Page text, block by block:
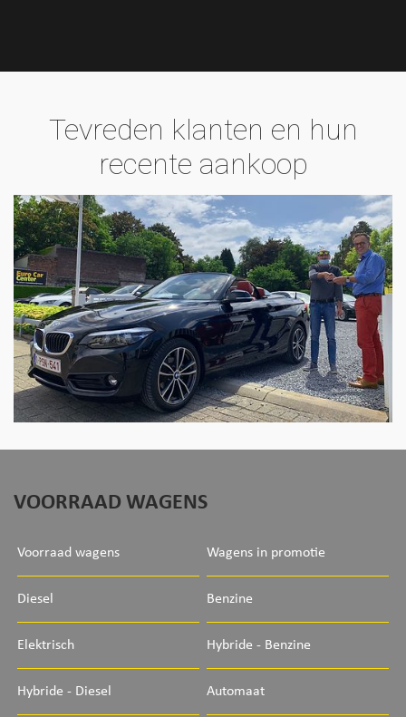
Tevreden klanten en hun
recente aankoop
VOORRAAD WAGENS
Voorraad wagens Wagens in promotie
Diesel Benzine
Elektrisch Hybride - Benzine
Hybride - Diesel Automaat